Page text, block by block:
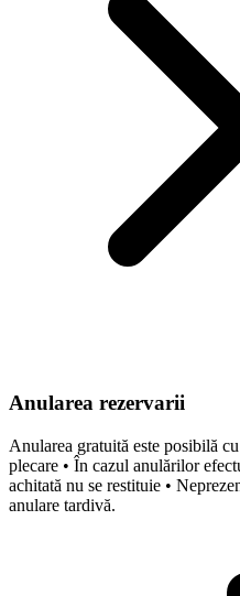
Anularea rezervarii
Anularea gratuită este posibilă
plecare • În cazul anulărilor
achitată nu se restituie •
anulare tardivă.